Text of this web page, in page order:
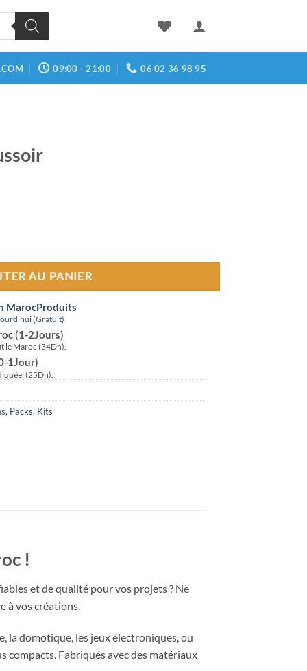
09:00 - 21:00 06 02 36 98 95
AU PANIER
MarocProduits
(Gratuit)
(1-2Jours)
le Maroc (34Dh).
1Jour)
(25Dh).
, Packs, Kits
!
et de qualité pour vos projets ? Ne
à vos créations.
la domotique, les jeux électroniques, ou
compacts. Fabriqués avec des matériaux